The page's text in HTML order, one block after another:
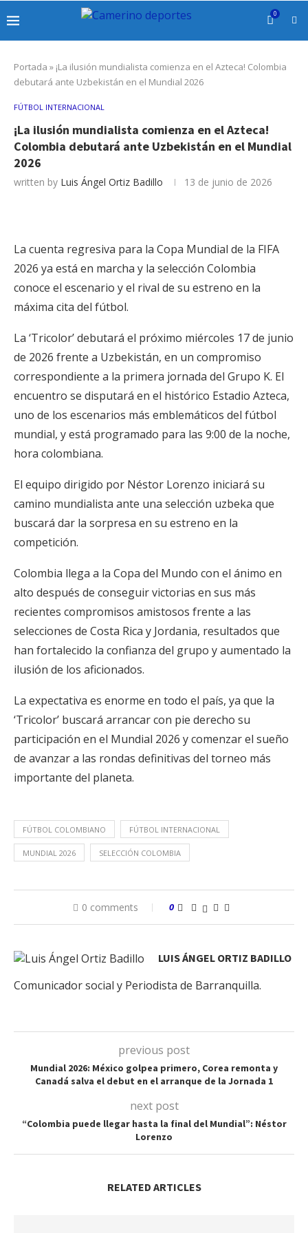
0
Portada » ¡La ilusión mundialista comienza en el Azteca! Colombia
debutará ante Uzbekistán en el Mundial 2026
FÚTBOL INTERNACIONAL
¡La ilusión mundialista comienza en el Azteca!
Colombia debutará ante Uzbekistán en el Mundial
2026
written by Luis Ángel Ortiz Badillo 13 de junio de 2026
La cuenta regresiva para la Copa Mundial de la FIFA
2026 ya está en marcha y la selección Colombia
conoce el escenario y el rival de su estreno en la
máxima cita del fútbol.
La ‘Tricolor’ debutará el próximo miércoles 17 de junio
de 2026 frente a Uzbekistán, en un compromiso
correspondiente a la primera jornada del Grupo K. El
encuentro se disputará en el histórico Estadio Azteca,
uno de los escenarios más emblemáticos del fútbol
mundial, y está programado para las 9:00 de la noche,
hora colombiana.
El equipo dirigido por Néstor Lorenzo iniciará su
camino mundialista ante una selección uzbeka que
buscará dar la sorpresa en su estreno en la
competición.
Colombia llega a la Copa del Mundo con el ánimo en
alto después de conseguir victorias en sus más
recientes compromisos amistosos frente a las
selecciones de Costa Rica y Jordania, resultados que
han fortalecido la confianza del grupo y aumentado la
ilusión de los aficionados.
La expectativa es enorme en todo el país, ya que la
‘Tricolor’ buscará arrancar con pie derecho su
participación en el Mundial 2026 y comenzar el sueño
de avanzar a las rondas definitivas del torneo más
importante del planeta.
FÚTBOL COLOMBIANO FÚTBOL INTERNACIONAL
MUNDIAL 2026 SELECCIÓN COLOMBIA
0 comments 0
LUIS ÁNGEL ORTIZ BADILLO
Comunicador social y Periodista de Barranquilla.
previous post
Mundial 2026: México golpea primero, Corea remonta y
Canadá salva el debut en el arranque de la Jornada 1
next post
“Colombia puede llegar hasta la final del Mundial”: Néstor
Lorenzo
RELATED ARTICLES